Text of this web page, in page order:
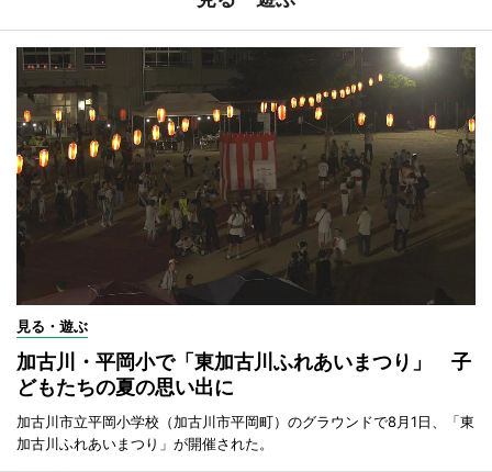
見る・遊ぶ
加古川・平岡小で「東加古川ふれあいまつり」 子
どもたちの夏の思い出に
加古川市立平岡小学校（加古川市平岡町）のグラウンドで8月1日、「東
加古川ふれあいまつり」が開催された。